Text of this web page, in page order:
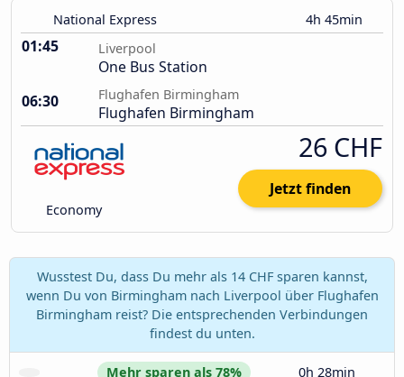
National Express 4h 45min
01:45 Liverpool
One Bus Station
06:30
Flughafen Birmingham
Flughafen Birmingham
Economy
26 CHF
Jetzt finden
Wusstest Du, dass Du mehr als 14 CHF sparen kannst,
wenn Du von Birmingham nach Liverpool über Flughafen
Birmingham reist? Die entsprechenden Verbindungen
findest du unten.
Mehr sparen als 78% 0h 28min